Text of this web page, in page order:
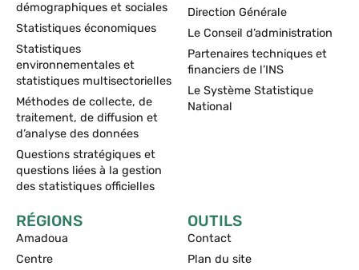
démographiques et sociales
Statistiques économiques
Statistiques
environnementales et
statistiques multisectorielles
Méthodes de collecte, de
traitement, de diffusion et
d’analyse des données
Questions stratégiques et
questions liées à la gestion
des statistiques officielles
Direction Générale
Le Conseil d’administration
Partenaires techniques et
financiers de l’INS
Le Système Statistique
National
RÉGIONS
Amadoua
Centre
OUTILS
Contact
Plan du site